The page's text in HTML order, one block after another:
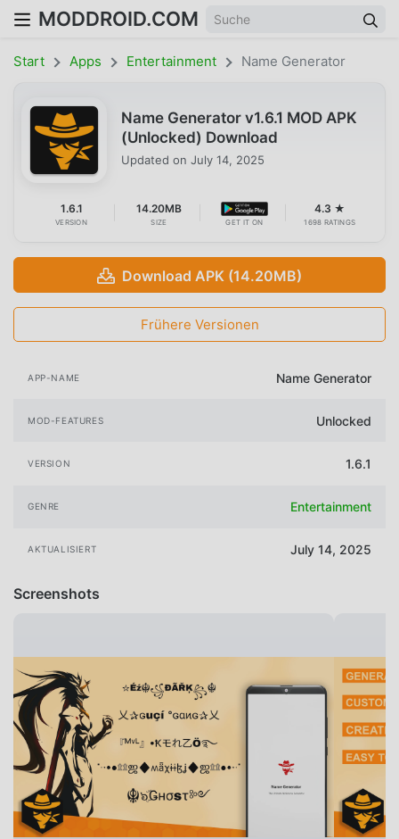
MODDROID.COM
Start Apps Entertainment Name Generator
Name Generator v1.6.1 MOD APK
(Unlocked) Download
Updated on July 14, 2025
1.6.1
VERSION
14.20MB
SIZE GET IT ON
4.3 ★
1698 RATINGS
Download APK (14.20MB)
Frühere Versionen
APP-NAME Name Generator
MOD-FEATURES Unlocked
VERSION 1.6.1
GENRE Entertainment
AKTUALISIERT July 14, 2025
Screenshots